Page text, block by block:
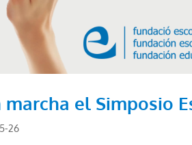
marcha el Simposio
26